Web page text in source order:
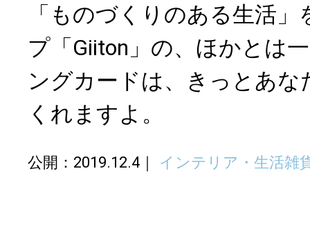
「ものづくりのある生活
プ「Giiton」の、ほかとは
ングカードは、きっとあ
くれますよ。
公開：2019.12.4 インテリア・生活雑